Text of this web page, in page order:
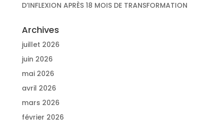
D’INFLEXION APRÈS 18 MOIS DE TRANSFORMATION
Archives
juillet 2026
juin 2026
mai 2026
avril 2026
mars 2026
février 2026